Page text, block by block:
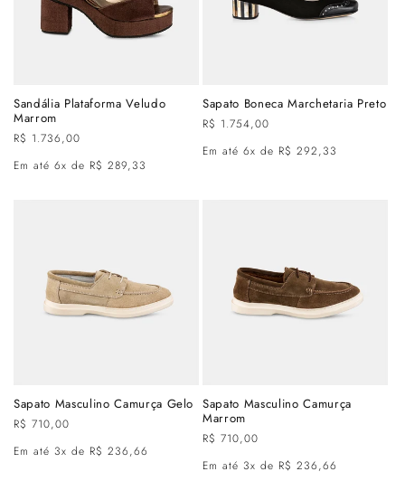
Sandália Plataforma Veludo
Marrom
Preço
R$ 1.736,00
Em até 6x de R$ 289,33
Sapato Boneca Marchetaria Preto
Preço
R$ 1.754,00
Em até 6x de R$ 292,33
Sapato Masculino Camurça Gelo
Preço
R$ 710,00
Em até 3x de R$ 236,66
Sapato Masculino Camurça
Marrom
Preço
R$ 710,00
Em até 3x de R$ 236,66